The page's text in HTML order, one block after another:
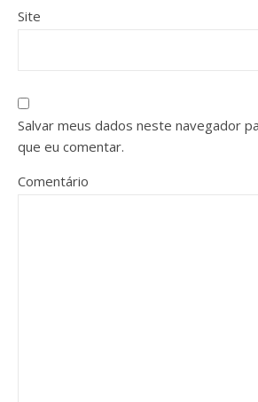
Site
Salvar meus dados neste navegador
que eu comentar.
Comentário